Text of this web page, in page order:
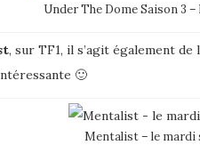
Under The Dome Saison 3
, sur TF1, il s’agit également
🙂
Mentalist – le mardi